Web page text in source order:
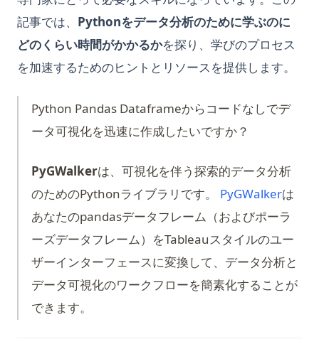
記事では、 Pythonをデータ分析のために学ぶのに
どのくらい時間がかかるかを探り、学びのプロセス
を加速するためのヒントとリソースを提供します。
Python Pandas Dataframeからコードなしでデ
ータ可視化を迅速に作成したいですか？
PyGWalkerは、可視化を伴う探索的データ分析
のためのPythonライブラリです。 PyGWalkerは
あなたのpandasデータフレーム（およびポーラ
ーズデータフレーム）をTableauスタイルのユー
ザーインターフェースに変換して、データ分析と
データ可視化のワークフローを簡素化することが
できます。